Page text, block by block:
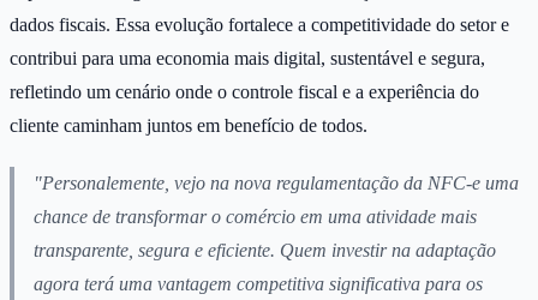
dados fiscais. Essa evolução fortalece a competitividade do setor e
contribui para uma economia mais digital, sustentável e segura,
refletindo um cenário onde o controle fiscal e a experiência do
cliente caminham juntos em benefício de todos.
"Personalemente, vejo na nova regulamentação da NFC-e uma
chance de transformar o comércio em uma atividade mais
transparente, segura e eficiente. Quem investir na adaptação
agora terá uma vantagem competitiva significativa para os